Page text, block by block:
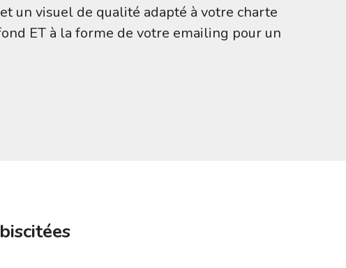
un visuel de qualité adapté à votre charte
ET à la forme de votre emailing pour un